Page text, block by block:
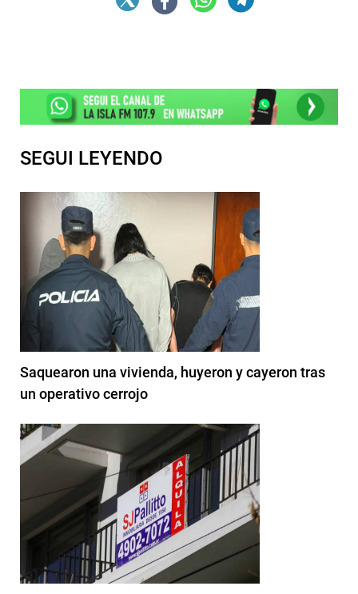
SEGUI LEYENDO
Saquearon una vivienda, huyeron y cayeron tras
un operativo cerrojo